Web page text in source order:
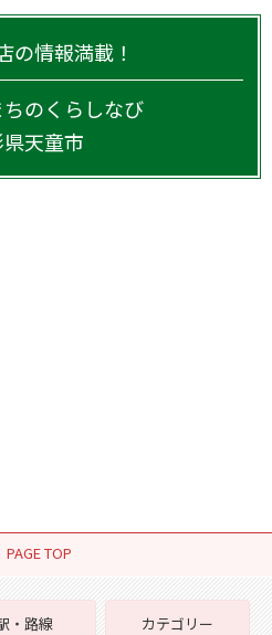
の情報満載！
のくらしなび
天童市
PAGE TOP
・路線
カテゴリー